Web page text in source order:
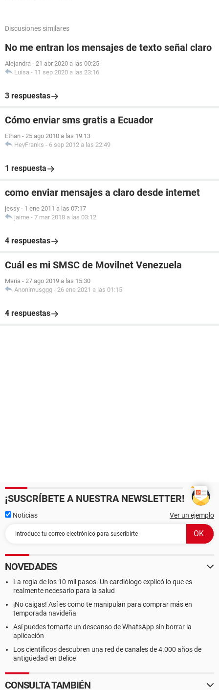
Discusiones similares
No me entran los mensajes de texto señal claro
Alejandra - 21 abr 2020 a las 00:25
Luisa - 11 sep 2020 a las 23:16
3 respuestas
Cómo enviar sms gratis a Ecuador
Ethan - 25 ago 2010 a las 19:13
HeyFranks - 6 sep 2012 a las 22:49
1 respuesta
como enviar mensajes a claro desde internet
jessy - 1 ene 2011 a las 07:17
jaime - 7 mar 2018 a las 03:12
4 respuestas
Cuál es mi SMSC de Movilnet Venezuela
Maria - 27 ago 2019 a las 15:30
Anonimusggg - 26 ene 2021 a las 01:15
4 respuestas
¡SUSCRÍBETE A NUESTRA NEWSLETTER!
Noticias Ver un ejemplo
NOVEDADES
La regla de los 10 mil pasos. Un cardiólogo explicó lo que es
realmente necesario para la salud
¡No caigas! Así es como te manipulan para comprar más en
temporada navideña
Así puedes tomarte un descanso de WhatsApp sin borrar la
aplicación
Los científicos descubren una red de canales de 4.000 años de
antigüedad en Belice
CONSULTA TAMBIÉN